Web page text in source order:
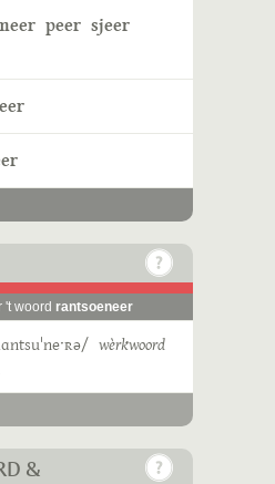
peer sjeer
't woord rantsoeneer
wèrkwoord
&